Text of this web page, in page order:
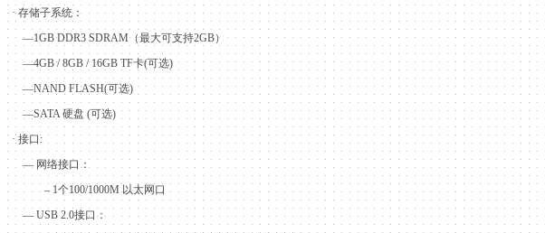
· 存储子系统：
—1GB DDR3 SDRAM（最大可支持2GB）
—4GB / 8GB / 16GB TF卡(可选)
—NAND FLASH(可选)
—SATA硬盘 (可选)
· 接口:
— 网络接口：
– 1个100/1000M 以太网口
— USB 2.0接口：